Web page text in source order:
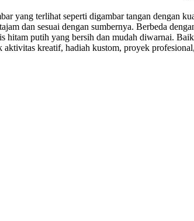
yang terlihat seperti digambar tangan dengan
dan sesuai dengan sumbernya. Berbeda
hitam putih yang bersih dan mudah diwarnai.
kreatif, hadiah kustom, proyek